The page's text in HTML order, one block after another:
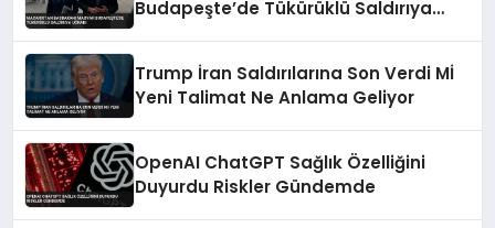
Budapeşte’de Tükürüklü Saldırıya
Trump İran Saldırılarına Son Verdi Mİ
Yeni Talimat Ne Anlama Geliyor
OpenAI ChatGPT Sağlık Özelliğini
Duyurdu Riskler Gündemde